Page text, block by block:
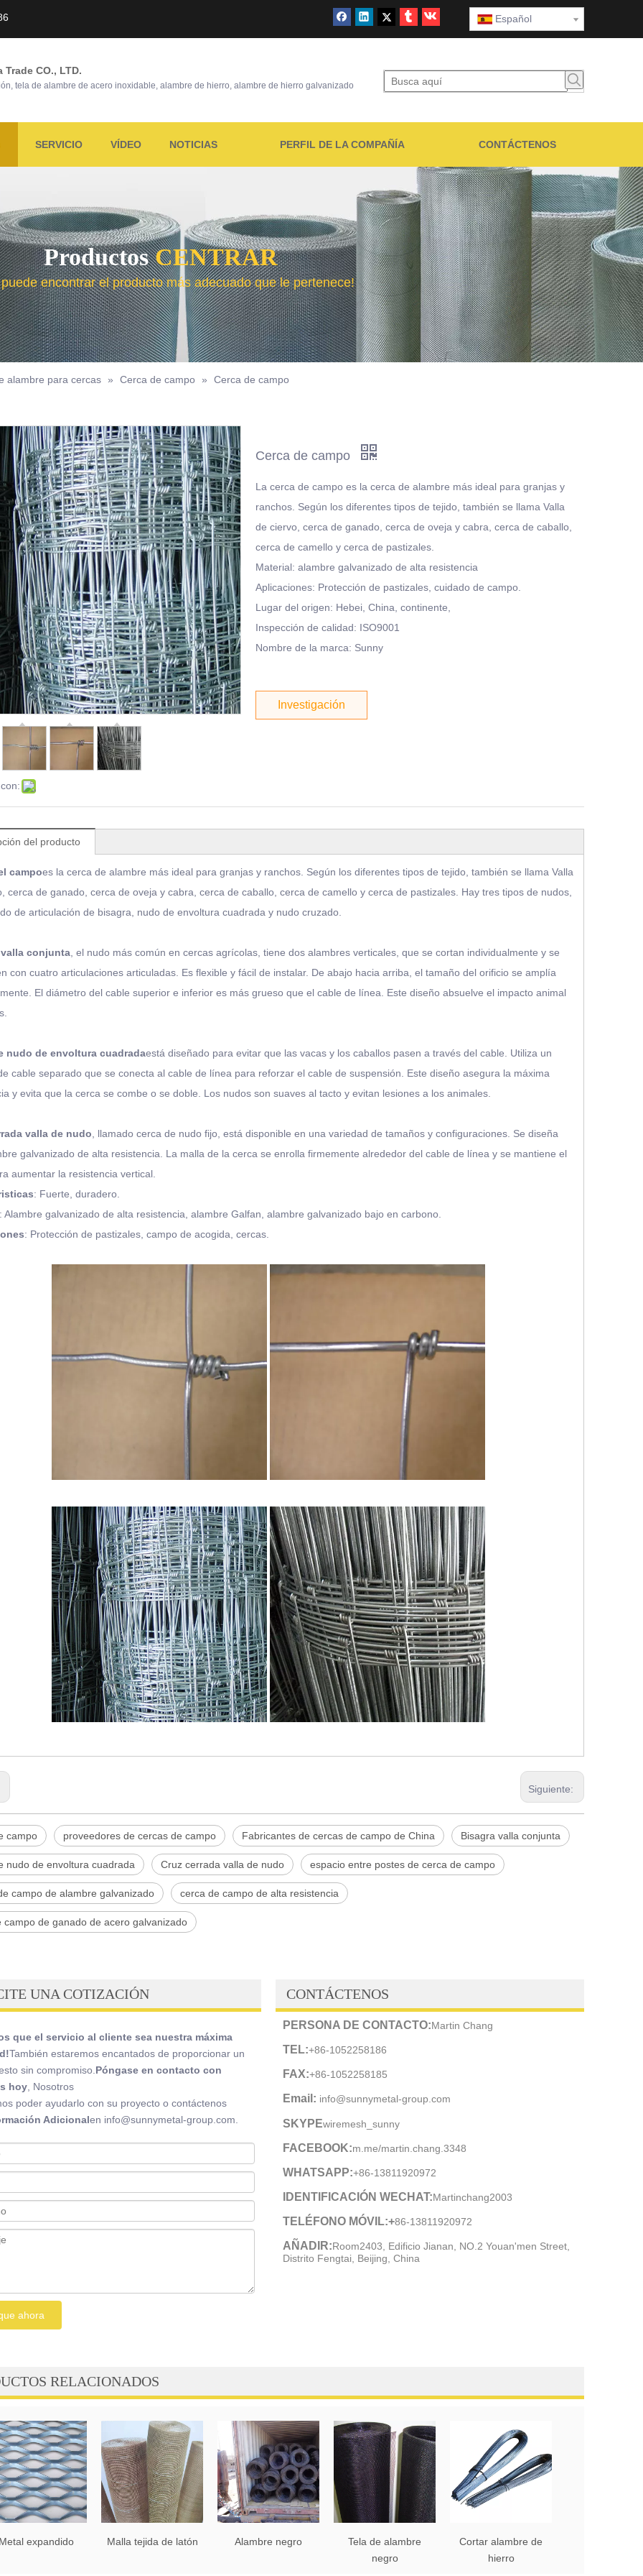
Español
CO., LTD.
tela de alambre de acero inoxidable, alambre de hierro, alambre de hierro galvanizado
SERVICIO VÍDEO NOTICIAS PERFIL DE LA COMPAÑÍA CONTÁCTENOS
Productos CENTRAR
puede encontrar el producto más adecuado que le pertenece!
alambre para cercas » Cerca de campo » Cerca de campo
Cerca de campo
La cerca de campo es la cerca de alambre más ideal para granjas y
ranchos. Según los diferentes tipos de tejido, también se llama Valla
de ciervo, cerca de ganado, cerca de oveja y cabra, cerca de caballo,
cerca de camello y cerca de pastizales.
Material: alambre galvanizado de alta resistencia
Aplicaciones: Protección de pastizales, cuidado de campo.
Lugar del origen: Hebei, China, continente,
Inspección de calidad: ISO9001
Nombre de la marca: Sunny
Investigación
del producto
campoes la cerca de alambre más ideal para granjas y ranchos. Según los diferentes tipos de tejido, también se llama Valla
cerca de ganado, cerca de oveja y cabra, cerca de caballo, cerca de camello y cerca de pastizales. Hay tres tipos de nudos,
de articulación de bisagra, nudo de envoltura cuadrada y nudo cruzado.
conjunta, el nudo más común en cercas agrícolas, tiene dos alambres verticales, que se cortan individualmente y se
con cuatro articulaciones articuladas. Es flexible y fácil de instalar. De abajo hacia arriba, el tamaño del orificio se amplía
El diámetro del cable superior e inferior es más grueso que el cable de línea. Este diseño absuelve el impacto animal
nudo de envoltura cuadradaestá diseñado para evitar que las vacas y los caballos pasen a través del cable. Utiliza un
cable separado que se conecta al cable de línea para reforzar el cable de suspensión. Este diseño asegura la máxima
y evita que la cerca se combe o se doble. Los nudos son suaves al tacto y evitan lesiones a los animales.
valla de nudo, llamado cerca de nudo fijo, está disponible en una variedad de tamaños y configuraciones. Se diseña
galvanizado de alta resistencia. La malla de la cerca se enrolla firmemente alrededor del cable de línea y se mantiene el
aumentar la resistencia vertical.
: Fuerte, duradero.
: Alambre galvanizado de alta resistencia, alambre Galfan, alambre galvanizado bajo en carbono.
: Protección de pastizales, campo de acogida, cercas.
Siguiente:
campo proveedores de cercas de campo Fabricantes de cercas de campo de China Bisagra valla conjunta
nudo de envoltura cuadrada Cruz cerrada valla de nudo espacio entre postes de cerca de campo
campo de alambre galvanizado cerca de campo de alta resistencia
campo de ganado de acero galvanizado
UNA COTIZACIÓN
que el servicio al cliente sea nuestra máxima
También estaremos encantados de proporcionar un
sin compromiso.Póngase en contacto con
hoy, Nosotros
poder ayudarlo con su proyecto o contáctenos
Adicionalen info@sunnymetal-group.com.
ahora
CONTÁCTENOS
PERSONA DE CONTACTO:Martin Chang
TEL:+86-1052258186
FAX:+86-1052258185
Email: info@sunnymetal-group.com
SKYPEwiremesh_sunny
FACEBOOK:m.me/martin.chang.3348
WHATSAPP:+86-13811920972
IDENTIFICACIÓN WECHAT:Martinchang2003
TELÉFONO MÓVIL:+86-13811920972
AÑADIR:Room2403, Edificio Jianan, NO.2 Youan'men Street,
Distrito Fengtai, Beijing, China
RELACIONADOS
Metal expandido Malla tejida de latón Alambre negro
Tela de alambre
negro
Cortar alambre de
hierro